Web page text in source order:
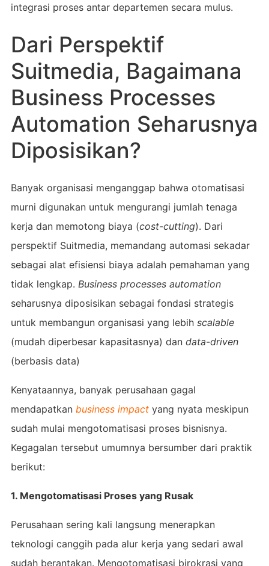
integrasi proses antar departemen secara mulus.
Dari Perspektif
Suitmedia, Bagaimana
Business Processes
Automation Seharusnya
Diposisikan?
Banyak organisasi menganggap bahwa otomatisasi
murni digunakan untuk mengurangi jumlah tenaga
kerja dan memotong biaya (cost-cutting). Dari
perspektif Suitmedia, memandang automasi sekadar
sebagai alat efisiensi biaya adalah pemahaman yang
tidak lengkap. Business processes automation
seharusnya diposisikan sebagai fondasi strategis
untuk membangun organisasi yang lebih scalable
(mudah diperbesar kapasitasnya) dan data-driven
(berbasis data)
Kenyataannya, banyak perusahaan gagal
mendapatkan business impactyang nyata meskipun
sudah mulai mengotomatisasi proses bisnisnya.
Kegagalan tersebut umumnya bersumber dari praktik
berikut:
1. Mengotomatisasi Proses yang Rusak
Perusahaan sering kali langsung menerapkan
teknologi canggih pada alur kerja yang sedari awal
sudah berantakan. Mengotomatisasi birokrasi yang